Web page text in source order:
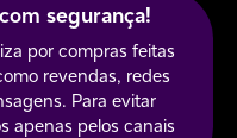
segurança!
por compras feitas
revendas, redes
Para evitar
apenas pelos canais